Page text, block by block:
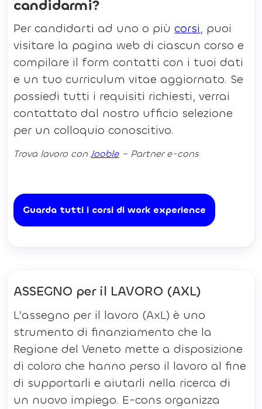
candidarmi?
Per candidarti ad uno o piùcorsi, puoi
visitare la pagina web di ciascun corso e
compilare il form contatti con i tuoi dati
e un tuo curriculum vitae aggiornato. Se
possiedi tutti i requisiti richiesti, verrai
contattato dal nostro ufficio selezione
per un colloquio conoscitivo.
Trova lavoro conJooble– Partner e-cons
Guarda tutti i corsi di work experience
ASSEGNO per il LAVORO (AXL)
L’assegno per il lavoro (AxL) è uno
strumento di finanziamento che la
Regione del Veneto mette a disposizione
di coloro che hanno perso il lavoro al fine
di supportarli e aiutarli nella ricerca di
un nuovo impiego. E-cons organizza